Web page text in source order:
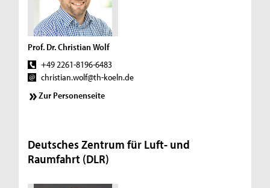
Prof. Dr. Christian Wolf
+49 2261-8196-6483
christian.wolf@th-koeln.de
Zur Personenseite
Deutsches Zentrum für Luft- und
Raumfahrt (DLR)